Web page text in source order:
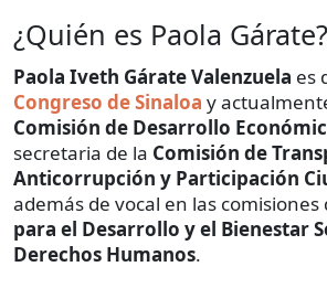
¿Quién es Paola Gárate?
Paola Iveth Gárate Valenzuela es
Congreso de Sinaloa y
Comisión de Desarrollo
secretaria de la Comisión de
Anticorrupción y Participación
además de vocal en las comisiones
para el Desarrollo y el Bienestar
Derechos Humanos.